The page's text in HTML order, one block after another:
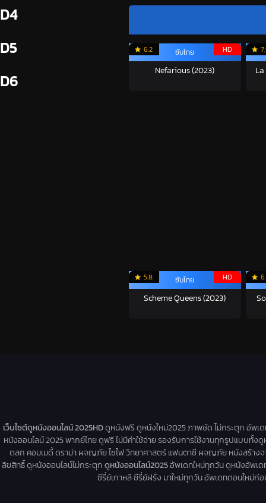
D4
D5
D6
6.2 HD
ซับไทย
Nefarious (2023)
5.8 HD
ซับไทย
Scheme Queens (2023)
เว็บไซต์ดูหนังออนไลน์ 2025HDดูหนังฟรี ดูหนังใหม่2025 ภาพชัด ไม่กระตุก อัพเ
หนังออนไลน์ 2025 พากย์ไทย ดูฟรี ไม่มีค่าใช้จ่าย รองรับการใช้งานทุกรูปแบบทั้
ตลก คอมเมดี้ ดราม่า ผจญภัย ไซไฟ วิทยาศาสตร์ แฟนตาซี ผจญภัย หนังสร้างจ
ลิขสิทธิ์ ดูหนังออนไลน์ไม่กระตุกดูหนังออนไลน์2025อัพเดทใหม่ทุกวัน ดูหนังอัพเด
ซีรี่ย์เกาหลี ซีรี่ย์ฝรั่ง มาใหม่ทุกวัน อัพเดทตอนใหม่ก่